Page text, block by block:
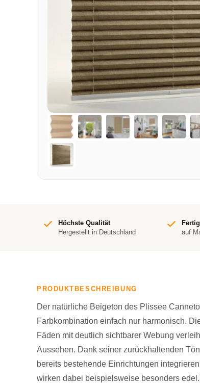
Höchste Qualität
Hergestellt in Deutschland
auf
PRODUKTBESCHREIBUNG
Der natürliche Beigeton des Plissee
Farbkombination einfach nur harmonisch.
Fäden mit deutlich sichtbarer Webung
Aussehen. Dank seiner zurückhaltenden
bereits bestehende Einrichtungen
wirken dabei beispielsweise besonders